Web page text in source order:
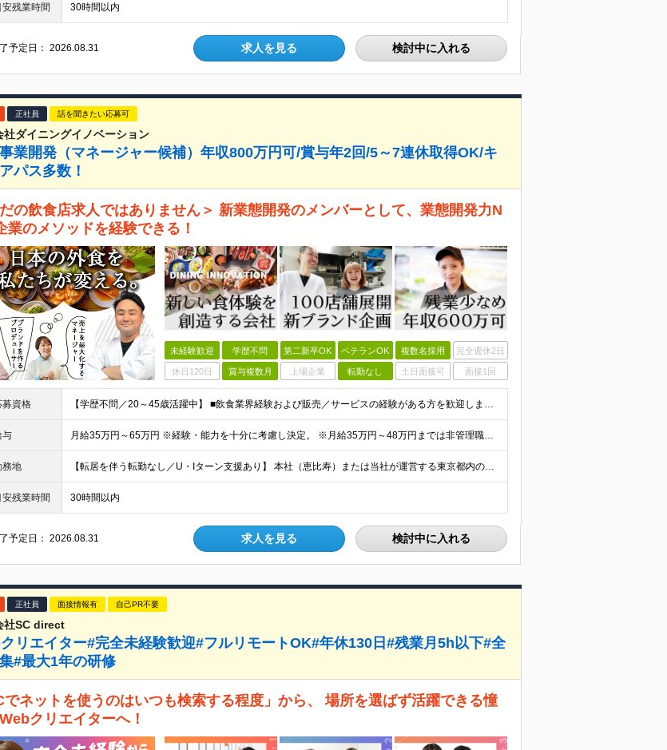
安残業時間 30時間以内
予定日：2026.08.31 求人を見る 検討中に入れる
正社員 話を聞きたい応募可
社ダイニングイノベーション
業開発（マネージャー候補）年収800万円可/賞与年2回/5～7連休取得OK/キ
パス多数！
の飲食店求人ではありません＞ 新業態開発のメンバーとして、業態開発力N
業のメソッドを経験できる！
未経験歓迎 学歴不問 第二新卒OK ベテランOK 複数名採用 完全週休2日
休日120日 賞与複数月 上場企業 転勤なし 土日面接可 面接1回
募資格 【学歴不問／20～45歳活躍中】 ■飲食業界経験および販売／サービスの経験がある方を歓迎します 例えば「もっとこうすれば売れるのに」というアイデアを形にしたい方、経営陣に近いポジションでビジネスを
与 月給35万円～65万円 ※経験・能力を十分に考慮し決定。 ※月給35万円～48万円までは非管理職となりますので、 上記月給には、月30時間分の固定残業代（61,620円～84,508円）および月10
務地 【転居を伴う転勤なし／U・Iターン支援あり】 本社（恵比寿）または当社が運営する東京都内の直営店舗での勤務 ※配属先は経験・希望・プロジェクト内容を踏まえて決定します。 ★社宅・引越支援制度あり（
安残業時間 30時間以内
予定日：2026.08.31 求人を見る 検討中に入れる
正社員 面接情報有 自己PR不要
社SC direct
リエイター#完全未経験歓迎#フルリモートOK#年休130日#残業月5h以下#全
#最大1年の研修
でネットを使うのはいつも検索する程度」から、 場所を選ばず活躍できる憧
クリエイターへ！